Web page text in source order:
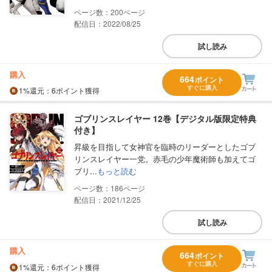
200
配信日：2022/08/25
試し読み
購入
1%還元 ：6ポイント獲得
664ポイント
すぐに購入
ゴブリンスレイヤー 12巻【デジタル版限定特典
付き】
昇級を目指して女神官を臨時のリーダーとしたゴブ
リンスレイヤー一党。赤毛の少年魔術師も加えてゴ
ブリ...もっと読む
186
配信日：2021/12/25
試し読み
購入
1%還元 ：6ポイント獲得
664ポイント
すぐに購入